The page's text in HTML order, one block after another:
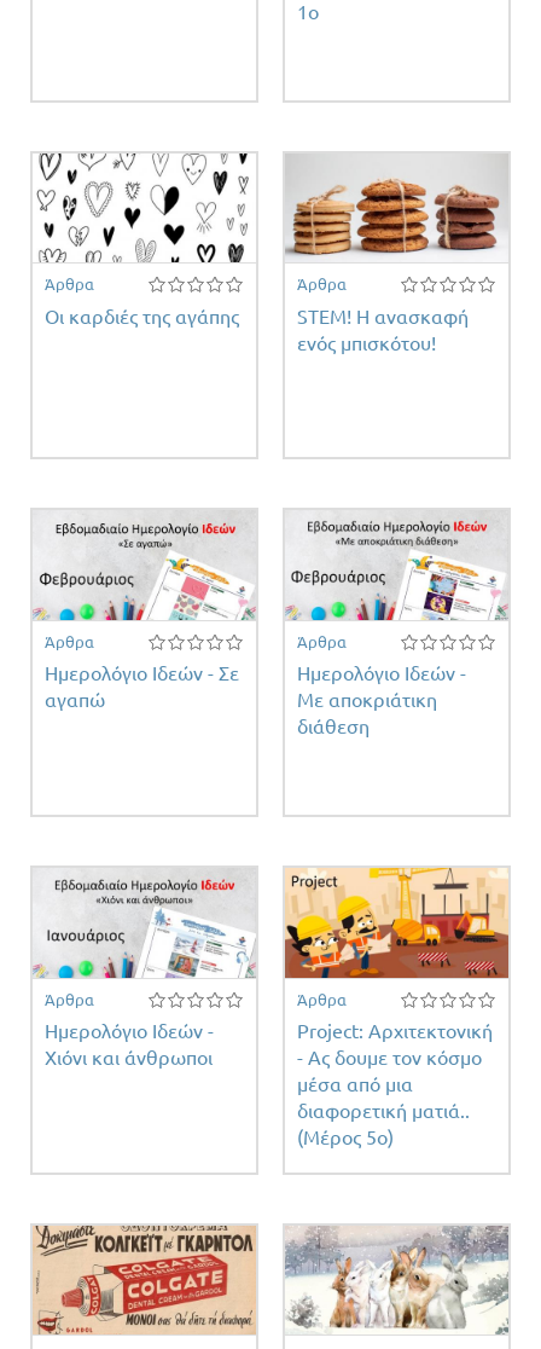
1ο
Άρθρα
Οι καρδιές της αγάπης
Άρθρα
STEM! Η ανασκαφή
ενός μπισκότου!
Άρθρα
Ημερολόγιο Ιδεών - Σε
αγαπώ
Άρθρα
Ημερολόγιο Ιδεών -
Με αποκριάτικη
διάθεση
Άρθρα
Ημερολόγιο Ιδεών -
Χιόνι και άνθρωποι
Άρθρα
Project: Αρχιτεκτονική
- Ας δουμε τον κόσμο
μέσα από μια
διαφορετική ματιά..
(Μέρος 5ο)